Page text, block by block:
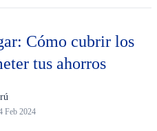
Cómo cubrir los
tus ahorros
Feb 2024